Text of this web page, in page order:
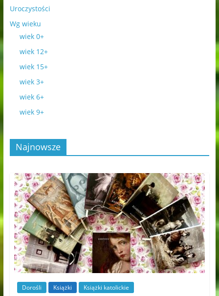
Uroczystości
Wg wieku
wiek 0+
wiek 12+
wiek 15+
wiek 3+
wiek 6+
wiek 9+
Najnowsze
Dorośli Książki Książki katolickie